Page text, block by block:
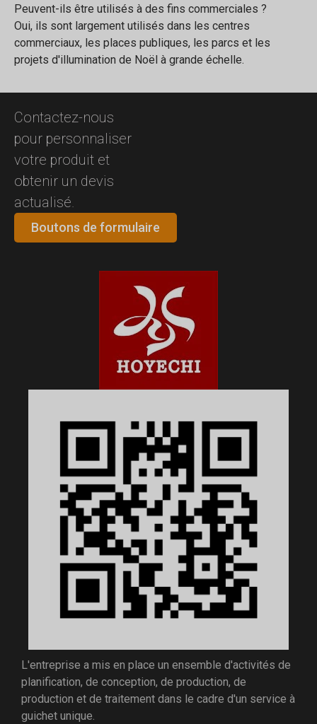
Peuvent-ils être utilisés à des fins commerciales ?
Oui, ils sont largement utilisés dans les centres
commerciaux, les places publiques, les parcs et les
projets d'illumination de Noël à grande échelle.
Contactez-nous
pour personnaliser
votre produit et
obtenir un devis
actualisé.
Boutons de formulaire
L'entreprise a mis en place un ensemble d'activités de
planification, de conception, de production, de
production et de traitement dans le cadre d'un service à
guichet unique.